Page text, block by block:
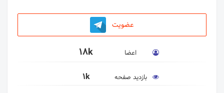
عضویت
اعضا 18k
بازدید صفحه 1k